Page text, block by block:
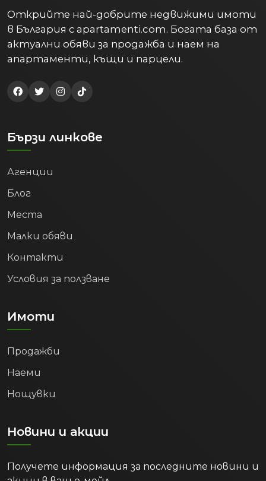
Пловдив е водещ университетски
център, което не само осигурява
постоянен поток от студенти (и
търсене на квартири), но и задържа
завършването им. Данните на НСИ
показват забележителна тенденция:
от 26.4% през 2020 г. на
привлича високотехнологични
развойна дейност), които предлагат
високи възнаграждения. Резултатът е
която търси ново строителство,
модерни комплекси от затворен тип и
Цифрите са категорични – Пловдив
преживява икономически ренесанс.
над 65%), рекордно ниска безработица
(2.4%), огромен ръст в бизнес
тепетата в един от най-сигурните и
доходоносни пазари на недвижими
имоти в България.
Открийте най-добрите недвижими имоти
в България с apartamenti.com. Богата база от
актуални обяви за продажба и наем на
апартаменти, къщи и парцели.
Бързи линкове
Агенции
Блог
Места
Малки обяви
Контакти
Условия за ползване
Имоти
Продажби
Наеми
Нощувки
Новини и акции
Получете информация за последните новини и